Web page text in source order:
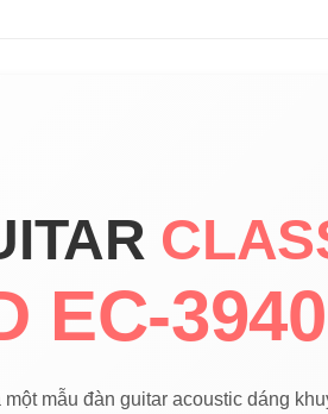
EC-
một mẫu đàn guitar acoustic dáng